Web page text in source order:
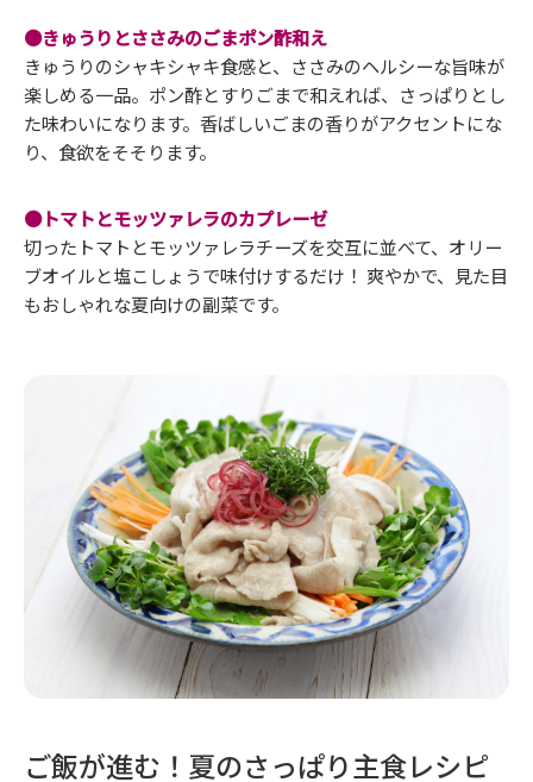
●きゅうりとささみのごまポン酢和え
きゅうりのシャキシャキ食感と、ささみのヘルシーな旨味が
楽しめる一品。ポン酢とすりごまで和えれば、さっぱりとし
た味わいになります。香ばしいごまの香りがアクセントにな
り、食欲をそそります。
●トマトとモッツァレラのカプレーゼ
切ったトマトとモッツァレラチーズを交互に並べて、オリー
ブオイルと塩こしょうで味付けするだけ！ 爽やかで、見た目
もおしゃれな夏向けの副菜です。
ご飯が進む！夏のさっぱり主食レシピ